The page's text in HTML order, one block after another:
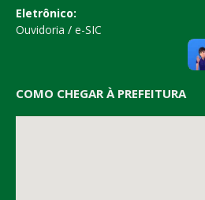
Eletrônico:
Ouvidoria / e-SIC
COMO CHEGAR À PREFEITURA